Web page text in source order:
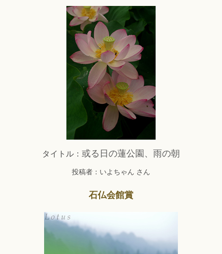
タイトル： 或る日の蓮公園、雨の朝
投稿者：いよちゃん さん
石仏会館賞